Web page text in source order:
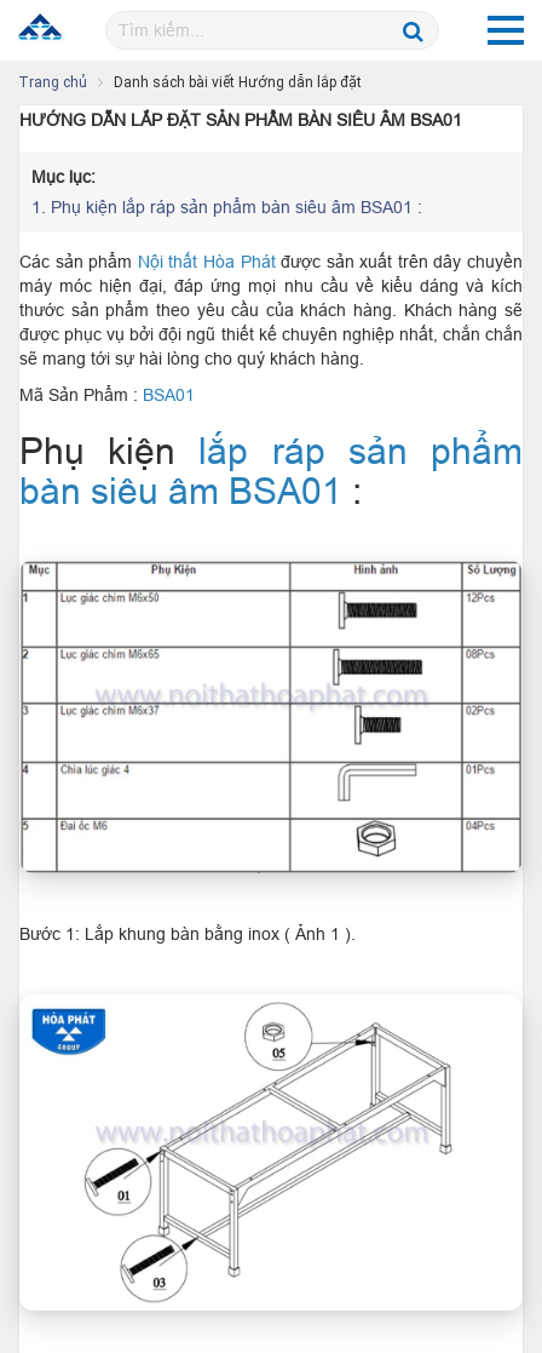
Trang chủ Danh sách bài viết Hướng dẫn lắp đặt
HƯỚNG DẪN LẮP ĐẶT SẢN PHẨM BÀN SIÊU ÂM BSA01
Mục lục:
1.
Phụ kiện lắp ráp sản phẩm bàn siêu âm BSA01 :
Các sản phẩm Nội thất Hòa Phátđược sản xuất trên dây chuyền
máy móc hiện đại, đáp ứng mọi nhu cầu về kiểu dáng và kích
thước sản phẩm theo yêu cầu của khách hàng. Khách hàng sẽ
được phục vụ bởi đội ngũ thiết kế chuyên nghiệp nhất, chắn chắn
sẽ mang tới sự hài lòng cho quý khách hàng.
Mã Sản Phẩm : BSA01
Phụ kiện lắp ráp sản phẩm
bàn siêu âm BSA01 :
Bước 1: Lắp khung bàn bằng inox ( Ảnh 1 ).